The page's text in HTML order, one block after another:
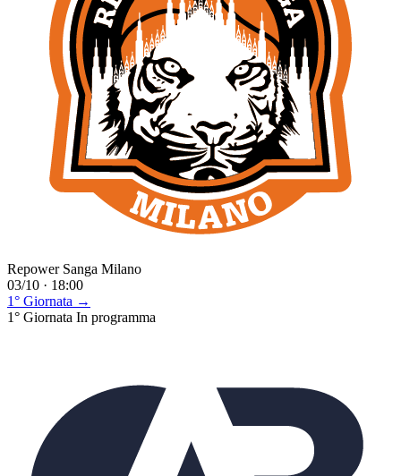
Repower Sanga Milano
03/10 · 18:00
1° Giornata →
1° Giornata In programma